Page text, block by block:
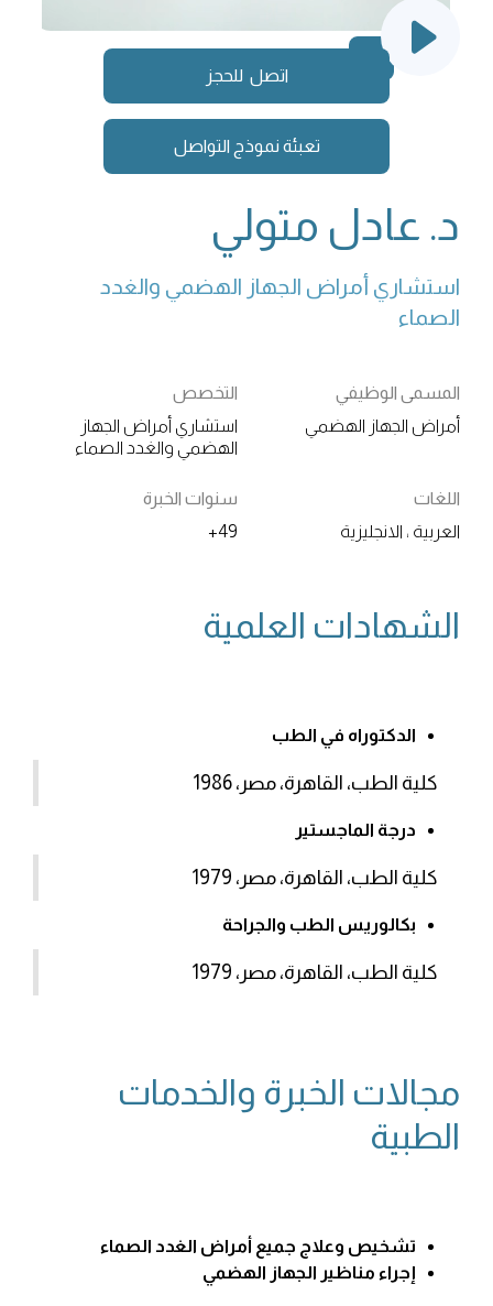
اتصل للحجز
تعبئة نموذج التواصل
د. عادل متولي
الصماء
المسمى الوظيفي
أمراض الجهاز الهضمي
التخصص
استشاري أمراض الجهاز
الهضمي والغدد الصماء
اللغات
العربية ، الانجليزية
سنوات الخبرة
49+
الشهادات العلمية
الدكتوراه في الطب
كلية الطب، القاهرة، مصر، 1986
درجة الماجستير
كلية الطب، القاهرة، مصر، 1979
بكالوريس الطب والجراحة
كلية الطب، القاهرة، مصر، 1979
مجالات الخبرة والخدمات
الطبية
تشخيص وعلاج جميع أمراض الغدد الصماء
إجراء مناظير الجهاز الهضمي